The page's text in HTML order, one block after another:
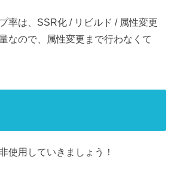
率は、SSR化 / リビルド / 属性変更
なので、属性変更まで行わなくて
使用していきましょう！